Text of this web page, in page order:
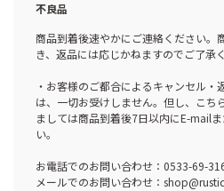
不良品
商品到着後速やかにご連絡ください。
き、返品には応じかねますのでご了承
・お客様のご都合によるキャンセル・
は、一切お受けしません。但し、こち
ましては商品到着後7日以内にE-mail
い。
お電話でのお問い合わせ：0533-69-
メールでのお問い合わせ：